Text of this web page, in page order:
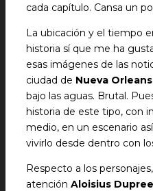
cada capítulo. Cansa un
La ubicación y el tiempo
historia sí que me ha
esas imágenes de las
ciudad de Nueva Orleans
bajo las aguas. Brutal.
historia de este tipo, con
medio, en un escenario
vivirlo desde dentro con
Respecto a los
atención Aloisius Dupree